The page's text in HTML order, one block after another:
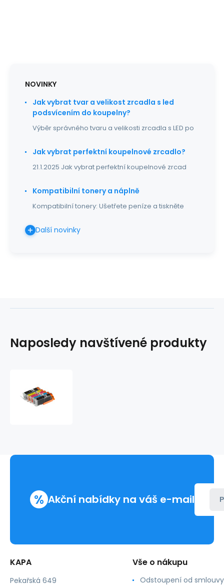
NOVINKY
Jak vybrat tvar a velikost zrcadla s led
podsvícením do koupelny?
Výběr správného tvaru a velikosti zrcadla s LED po
Jak vybrat perfektní koupelnové zrcadlo?
21.1.2025 Jak vybrat perfektní koupelnové zrcad
Kompatibilní tonery a náplně
Kompatibilní tonery: Ušetřete peníze a tiskněte
Další novinky
Naposledy navštívené produkty
Cyan
Yellow
+
MULTIPACK
% Akční nabídky na váš e-mail
KAPA
Pekařská 649
Vše o nákupu
Odstoupení od smlouvy